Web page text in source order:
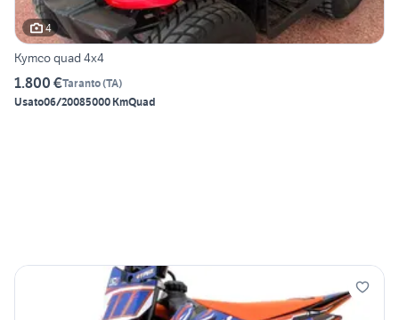
4
Kymco quad 4x4
1.800 €Taranto(TA)
Usato06/20085000 KmQuad